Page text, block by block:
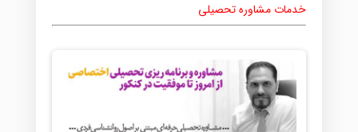
خدمات مشاوره تحصیلی